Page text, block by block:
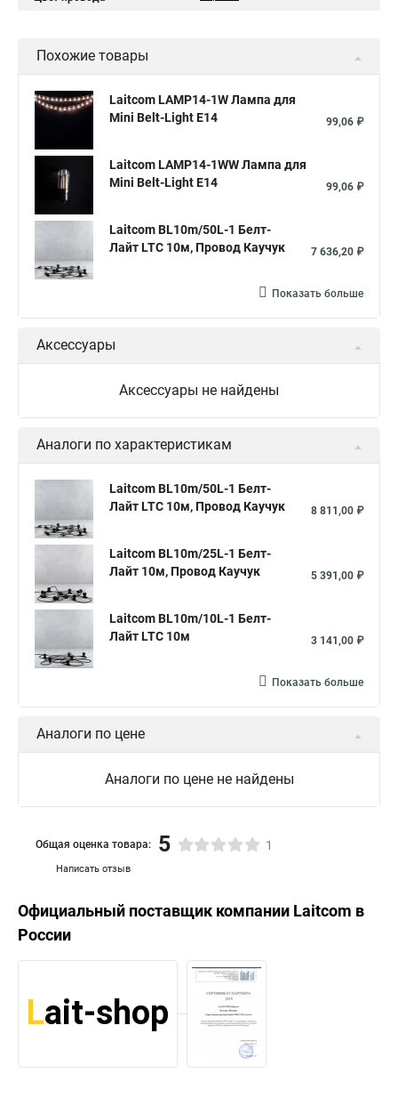
Похожие товары
Laitcom LAMP14-1W Лампа для
Mini Belt-Light Е14
99,06 ₽
Laitcom LAMP14-1WW Лампа для
Mini Belt-Light Е14
99,06 ₽
Laitcom BL10m/50L-1 Белт-
Лайт LTC 10м, Провод Каучук
7 636,20 ₽
Показать больше
Аксессуары
Аксессуары не найдены
Аналоги по характеристикам
Laitcom BL10m/50L-1 Белт-
Лайт LTC 10м, Провод Каучук
8 811,00 ₽
Laitcom BL10m/25L-1 Белт-
Лайт 10м, Провод Каучук
5 391,00 ₽
Laitcom BL10m/10L-1 Белт-
Лайт LTC 10м
3 141,00 ₽
Показать больше
Аналоги по цене
Аналоги по цене не найдены
Написать отзыв
Общая оценка товара: 5 1
Официальный поставщик компании Laitcom в
России